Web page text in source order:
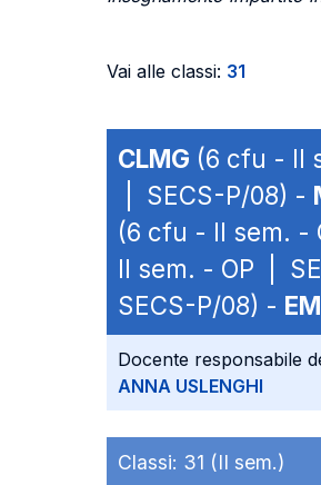
Vai alle classi: 31
CLMG (6 cfu - II
| SECS-P/08) -
(6 cfu - II sem. -
II sem. - OP |
SECS-P/08) -
Docente responsabile
ANNA USLENGHI
Classi: 31 (II sem.)